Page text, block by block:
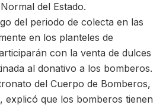
del Estado.
del periodo de colecta en las
en los planteles de
con la venta de dulces
al donativo a los bomberos.
del Cuerpo de Bomberos,
explicó que los bomberos tienen